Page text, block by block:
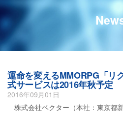
運命を変えるMMORPG「リ
式サービスは2016年秋予定
2016年09月01日
株式会社ベクター（本社：東京都